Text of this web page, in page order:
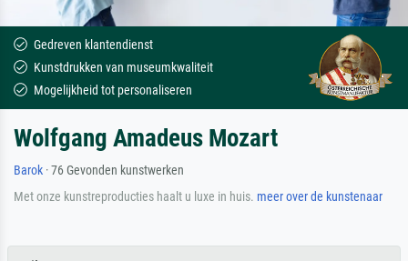
Gedreven klantendienst
Kunstdrukken van museumkwaliteit
Mogelijkheid tot personaliseren
Wolfgang Amadeus Mozart
Barok · 76 Gevonden kunstwerken
Met onze kunstreproducties haalt u luxe in huis. meer over de kunstenaar